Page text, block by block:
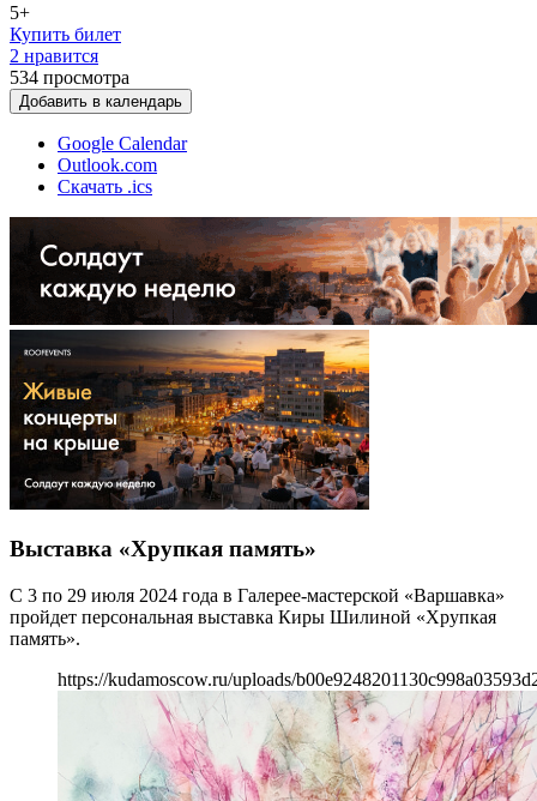
5+
Купить билет
2 нравится
534 просмотра
Добавить в календарь
Google Calendar
Outlook.com
Скачать .ics
Выставка «Хрупкая память»
С 3 по 29 июля 2024 года в Галерее-мастерской «Варшавка»
пройдет персональная выставка Киры Шилиной «Хрупкая
память».
https://kudamoscow.ru/uploads/